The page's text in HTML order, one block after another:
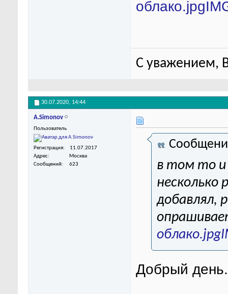
облако.jpg
С уважением,
30.07.2020, 14:44
A.Simonov
Пользователь
Регистрация
11.07.2017
Адрес
Москва
Сообщений
623
в том то и
несколько
добавлял,
облако.jpg
Добрый день.